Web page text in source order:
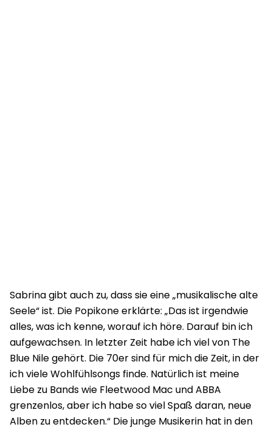
Sabrina gibt auch zu, dass sie eine „musikalische alte
Seele“ ist. Die Popikone erklärte: „Das ist irgendwie
alles, was ich kenne, worauf ich höre. Darauf bin ich
aufgewachsen. In letzter Zeit habe ich viel von The
Blue Nile gehört. Die 70er sind für mich die Zeit, in der
ich viele Wohlfühlsongs finde. Natürlich ist meine
Liebe zu Bands wie Fleetwood Mac und ABBA
grenzenlos, aber ich habe so viel Spaß daran, neue
Alben zu entdecken.“ Die junge Musikerin hat in den